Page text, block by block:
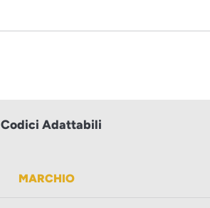
Codici Adattabili
MARCHIO